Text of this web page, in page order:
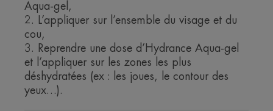
Aqua-gel,
2. L’appliquer sur l’ensemble du visage et du
cou,
3. Reprendre une dose d’Hydrance Aqua-gel
et l’appliquer sur les zones les plus
déshydratées (ex : les joues, le contour des
yeux…).